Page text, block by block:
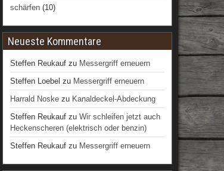
schärfen (10)
Neueste Kommentare
Steffen Reukauf zu Messergriff erneuern
Steffen Loebel zu Messergriff erneuern
Harrald Noske zu Kanaldeckel-Abdeckung
Steffen Reukauf zu Wir schleifen jetzt auch
Heckenscheren (elektrisch oder benzin)
Steffen Reukauf zu Messergriff erneuern